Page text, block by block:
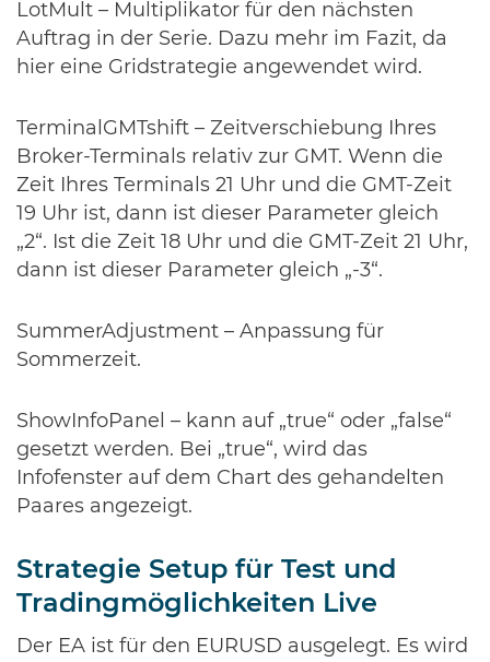
LotMult – Multiplikator für den nächsten
Auftrag in der Serie. Dazu mehr im Fazit, da
hier eine Gridstrategie angewendet wird.
TerminalGMTshift – Zeitverschiebung Ihres
Broker-Terminals relativ zur GMT. Wenn die
Zeit Ihres Terminals 21 Uhr und die GMT-Zeit
19 Uhr ist, dann ist dieser Parameter gleich
„2“. Ist die Zeit 18 Uhr und die GMT-Zeit 21 Uhr,
dann ist dieser Parameter gleich „-3“.
SummerAdjustment – Anpassung für
Sommerzeit.
ShowInfoPanel – kann auf „true“ oder „false“
gesetzt werden. Bei „true“, wird das
Infofenster auf dem Chart des gehandelten
Paares angezeigt.
Strategie Setup für Test und
Tradingmöglichkeiten Live
Der EA ist für den EURUSD ausgelegt. Es wird